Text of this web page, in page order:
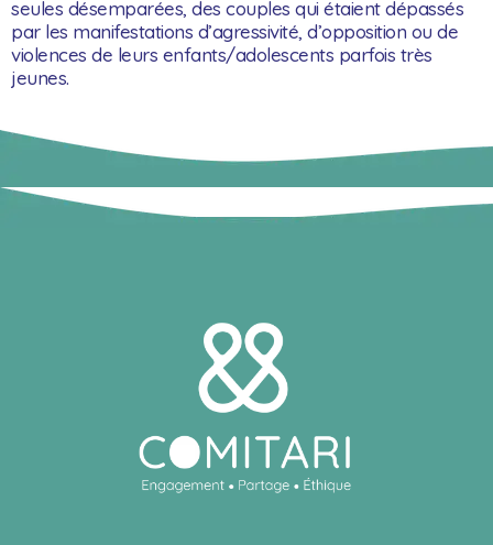
seules désemparées, des couples qui étaient dépassés
par les manifestations d’agressivité, d’opposition ou de
violences de leurs enfants/adolescents parfois très
jeunes.